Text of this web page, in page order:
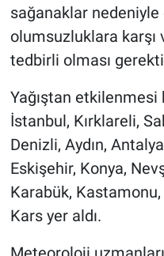
sağanaklar
olumsuzluklara karşı
tedbirli olması
Yağıştan etkilenmesi
İstanbul, Kırklareli,
Denizli, Aydın,
Eskişehir, Konya,
Karabük,
Kars yer aldı.